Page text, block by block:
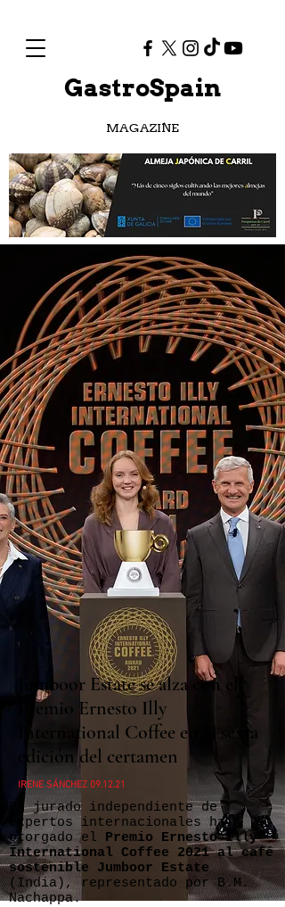
GastroSpain
MAGAZINE
Jumboor Estate se alza con el
Premio Ernesto Illy
International Coffee en la sexta
edición del certamen
IRENE SÁNCHEZ 09.12.21
El jurado independiente de
expertos internacionales ha
otorgado el Premio Ernesto Illy
International Coffee 2021 al café
sostenible Jumboor Estate
(India), representado por B.M.
Nachappa.